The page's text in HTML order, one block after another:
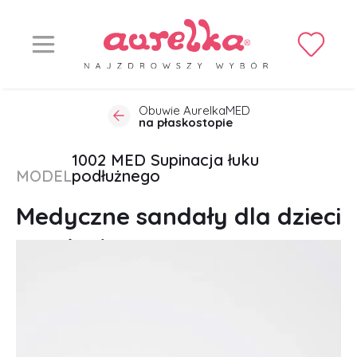
Obuwie AurelkaMED
na płaskostopie
MODEL
1002 MED Supinacja łuku
podłużnego
Medyczne sandały dla dzieci
na płaskostopie